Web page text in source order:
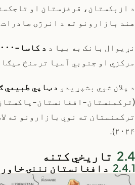
د ازبکستان، قرغزستان او
هند بازارونو ته د انرژۍ
نړیوال بانک به بیا د د کاسا-۱۰۰۰ انرژۍ پروژه
مرکزي او جنوبي آسیا ترمنځ
د پلان شوي بشپړیدو د ټاپي طبیعي
(ترکمنستان-افغانستان-
ترکمنستان ته نوي بازارونو ته
۲۰۲۴).
تاریخي کتنه
د افغانستان نننۍ